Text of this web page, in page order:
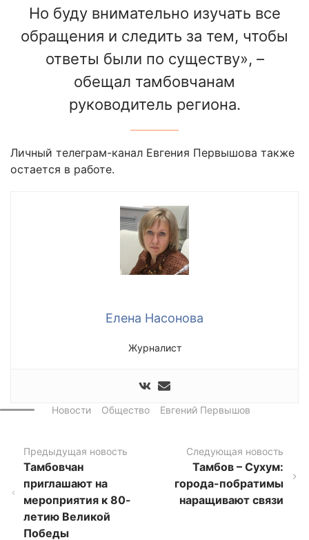
Но буду внимательно изучать все
обращения и следить за тем, чтобы
ответы были по существу», –
обещал тамбовчанам
руководитель региона.
Личный телеграм-канал Евгения Первышова также
остается в работе.
Елена Насонова
Журналист
Новости Общество Евгений Первышов
Предыдущая новость
Тамбовчан
приглашают на
мероприятия к 80-
летию Великой
Победы
Следующая новость
Тамбов – Сухум:
города-побратимы
наращивают связи